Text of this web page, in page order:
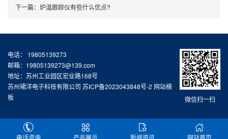
下一篇： 炉温跟踪仪有些什么优点?
微信扫一扫
电话： 19805139273
邮箱：19805139273@139.com
地址：苏州工业园区宏业路168号
苏州珺洋电子科技有限公司 苏ICP备2023043848号-2 网站模
板
电话咨询 产品展示 新闻资讯 网站首页